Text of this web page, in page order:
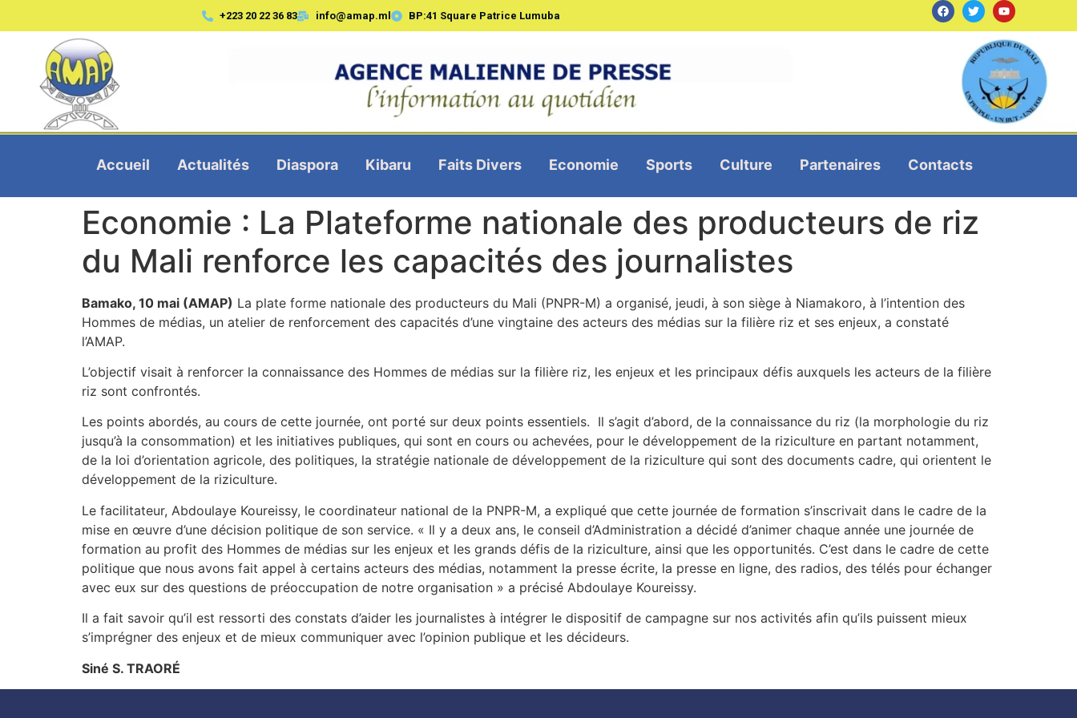
+223 20 22 36 83 info@amap.ml BP:41 Square Patrice Lumuba
Accueil Actualités Diaspora Kibaru Faits Divers Economie Sports Culture Partenaires Contacts
Economie : La Plateforme nationale des producteurs de riz
du Mali renforce les capacités des journalistes
Bamako, 10 mai (AMAP) La plate forme nationale des producteurs du Mali (PNPR-M) a organisé, jeudi, à son siège à Niamakoro, à l’intention des
Hommes de médias, un atelier de renforcement des capacités d’une vingtaine des acteurs des médias sur la filière riz et ses enjeux, a constaté
l’AMAP.
L’objectif visait à renforcer la connaissance des Hommes de médias sur la filière riz, les enjeux et les principaux défis auxquels les acteurs de la filière
riz sont confrontés.
Les points abordés, au cours de cette journée, ont porté sur deux points essentiels. Il s’agit d’abord, de la connaissance du riz (la morphologie du riz
jusqu’à la consommation) et les initiatives publiques, qui sont en cours ou achevées, pour le développement de la riziculture en partant notamment,
de la loi d’orientation agricole, des politiques, la stratégie nationale de développement de la riziculture qui sont des documents cadre, qui orientent le
développement de la riziculture.
Le facilitateur, Abdoulaye Koureissy, le coordinateur national de la PNPR-M, a expliqué que cette journée de formation s’inscrivait dans le cadre de la
mise en œuvre d’une décision politique de son service. « Il y a deux ans, le conseil d’Administration a décidé d’animer chaque année une journée de
formation au profit des Hommes de médias sur les enjeux et les grands défis de la riziculture, ainsi que les opportunités. C’est dans le cadre de cette
politique que nous avons fait appel à certains acteurs des médias, notamment la presse écrite, la presse en ligne, des radios, des télés pour échanger
avec eux sur des questions de préoccupation de notre organisation » a précisé Abdoulaye Koureissy.
Il a fait savoir qu’il est ressorti des constats d’aider les journalistes à intégrer le dispositif de campagne sur nos activités afin qu’ils puissent mieux
s’imprégner des enjeux et de mieux communiquer avec l’opinion publique et les décideurs.
Siné S. TRAORÉ